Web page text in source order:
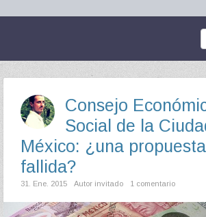
Consejo
Social de la
México: ¿una propuesta
fallida?
31. Ene. 2015 Autor invitado 1 comentario